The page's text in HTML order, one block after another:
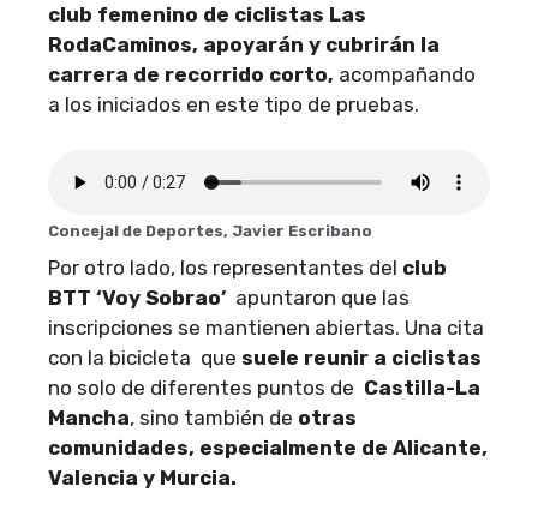
club femenino de ciclistas Las
RodaCaminos, apoyarán y cubrirán la
carrera de recorrido corto, acompañando
a los iniciados en este tipo de pruebas.
Concejal de Deportes, Javier Escribano
Por otro lado, los representantes del club
BTT ‘Voy Sobrao’ apuntaron que las
inscripciones se mantienen abiertas. Una cita
con la bicicleta que suele reunir a ciclistas
no solo de diferentes puntos de Castilla-La
Mancha, sino también de otras
comunidades, especialmente de Alicante,
Valencia y Murcia.